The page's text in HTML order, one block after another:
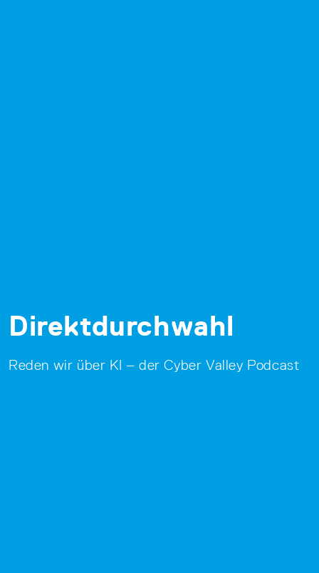
Direktdurchwahl
Reden wir über KI – der Cyber Valley Podcast